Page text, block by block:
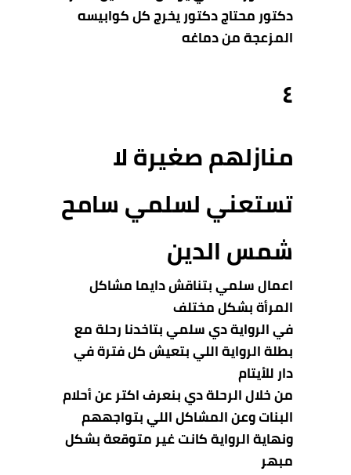
دكتور محتاج دكتور يخرج كل كوابيسه
المزعجة من دماغه
٤
منازلهم صغيرة لا
تستعني لسلمي سامح
شمس الدين
اعمال سلمي بتناقش دايما مشاكل
المرأة بشكل مختلف
في الرواية دي سلمي بتاخدنا رحلة مع
بطلة الرواية اللي بتعيش كل فترة في
دار للأيتام
من خلال الرحلة دي بنعرف اكتر عن أحلام
البنات وعن المشاكل اللي بتواجههم
ونهاية الرواية كانت غير متوقعة بشكل
مبهر